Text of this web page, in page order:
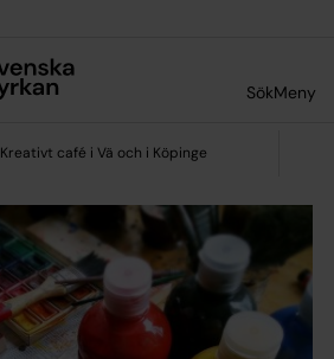
SökMeny
Kreativt café i Vä och i Köpinge